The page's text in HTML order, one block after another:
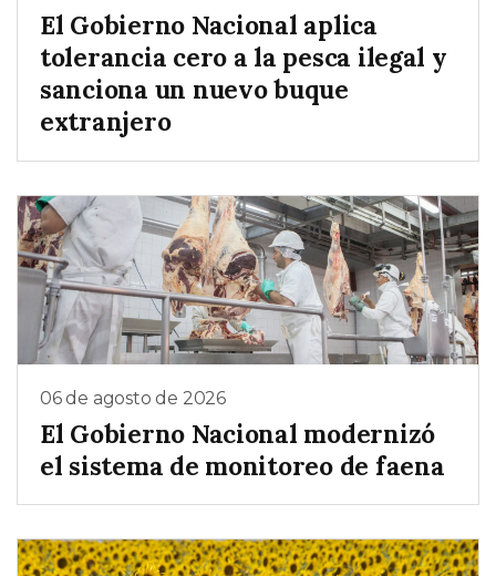
El Gobierno Nacional aplica
tolerancia cero a la pesca ilegal y
sanciona un nuevo buque
extranjero
06 de agosto de 2026
El Gobierno Nacional modernizó
el sistema de monitoreo de faena